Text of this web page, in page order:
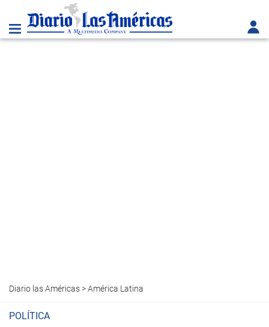
Diario las Américas>América Latina
POLÍTICA